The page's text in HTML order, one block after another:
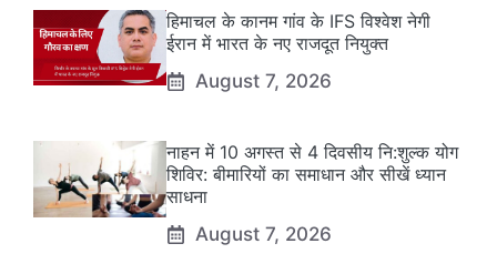
हिमाचल के कानम गांव के IFS विश्वेश नेगी
ईरान में भारत के नए राजदूत नियुक्त
August 7, 2026
नाहन में 10 अगस्त से 4 दिवसीय नि:शुल्क योग
शिविर: बीमारियों का समाधान और सीखें ध्यान
साधना
August 7, 2026